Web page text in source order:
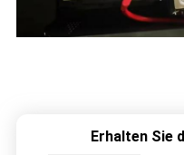
Erhalten Sie